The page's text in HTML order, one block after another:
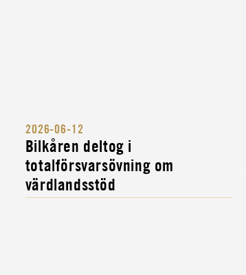
2026-06-12
Bilkåren deltog i
totalförsvarsövning om
värdlandsstöd